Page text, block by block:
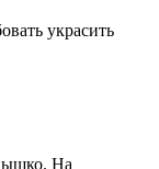
украсить
На